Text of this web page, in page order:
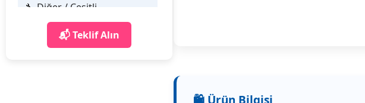
🔧 Diğer / Çeşitli
📬 Teklif Alın